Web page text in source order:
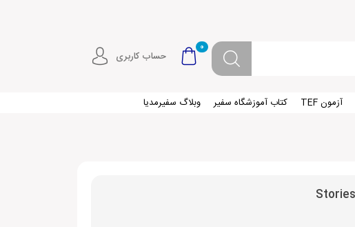
0
حساب کاربری
آزمون TEF کتاب آموزشگاه سفیر وبلاگ سفیرمدیا